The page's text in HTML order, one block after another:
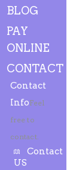
BLOG
PAY
ONLINE
CONTACT
Contact
InfoFeel
free to
contact.
Contact
US